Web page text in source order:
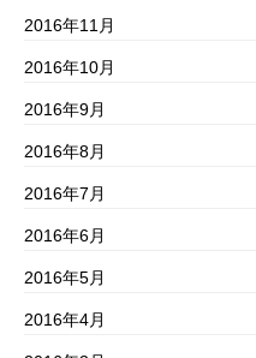
2016年11月
2016年10月
2016年9月
2016年8月
2016年7月
2016年6月
2016年5月
2016年4月